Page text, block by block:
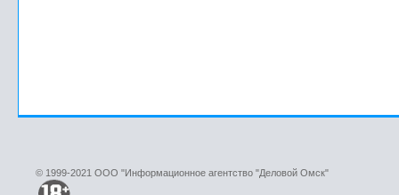
© 1999-2021 ООО "Информационное агентство "Деловой Омск"